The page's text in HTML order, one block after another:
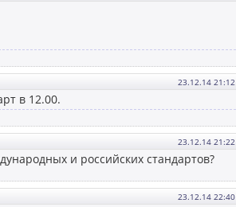
23.12.14 21:12
в 12.00.
23.12.14 21:22
и российских стандартов?
23.12.14 22:40